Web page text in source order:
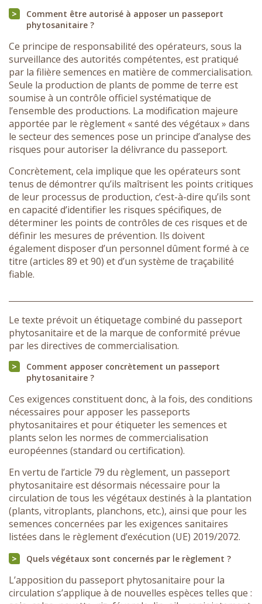
Comment être autorisé à apposer un passeport
phytosanitaire ?
Ce principe de responsabilité des opérateurs, sous la
surveillance des autorités compétentes, est pratiqué
par la filière semences en matière de commercialisation.
Seule la production de plants de pomme de terre est
soumise à un contrôle officiel systématique de
l’ensemble des productions. La modification majeure
apportée par le règlement « santé des végétaux » dans
le secteur des semences pose un principe d’analyse des
risques pour autoriser la délivrance du passeport.
Concrètement, cela implique que les opérateurs sont
tenus de démontrer qu’ils maîtrisent les points critiques
de leur processus de production, c’est-à-dire qu’ils sont
en capacité d’identifier les risques spécifiques, de
déterminer les points de contrôles de ces risques et de
définir les mesures de prévention. Ils doivent
également disposer d’un personnel dûment formé à ce
titre (articles 89 et 90) et d’un système de traçabilité
fiable.
Le texte prévoit un étiquetage combiné du passeport
phytosanitaire et de la marque de conformité prévue
par les directives de commercialisation.
Comment apposer concrètement un passeport
phytosanitaire ?
Ces exigences constituent donc, à la fois, des conditions
nécessaires pour apposer les passeports
phytosanitaires et pour étiqueter les semences et
plants selon les normes de commercialisation
européennes (standard ou certification).
En vertu de l’article 79 du règlement, un passeport
phytosanitaire est désormais nécessaire pour la
circulation de tous les végétaux destinés à la plantation
(plants, vitroplants, planchons, etc.), ainsi que pour les
semences concernées par les exigences sanitaires
listées dans le règlement d’exécution (UE) 2019/2072.
Quels végétaux sont concernés par le règlement ?
L’apposition du passeport phytosanitaire pour la
circulation s’applique à de nouvelles espèces telles que :